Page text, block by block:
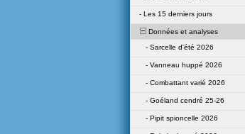
- Les 15 derniers jours
Données et analyses
- Sarcelle d'été 2026
- Vanneau huppé 2026
- Combattant varié 2026
- Goéland cendré 25-26
- Pipit spioncelle 2026